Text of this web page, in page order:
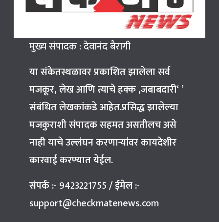
मुख्य संपादक : देवानंद बैरागी
या संकेतस्थळावर प्रकाशित झालेला सर्व
मजकूर, लेख आणि त्याचे हक्क ,जबाबदारी‘ ’
संबंधित लेखकांकडे आहेत.प्रसिद्ध झालेल्या
मजकुराशी संपादक सहमत असतीलच असे
नाही याचे उल्लंघन करणाऱ्यांवर कायदेशीर
कारवाई करण्यात येईल.
संपर्क :- 9423221755/ईमेल :-
support@checkmatenews.com